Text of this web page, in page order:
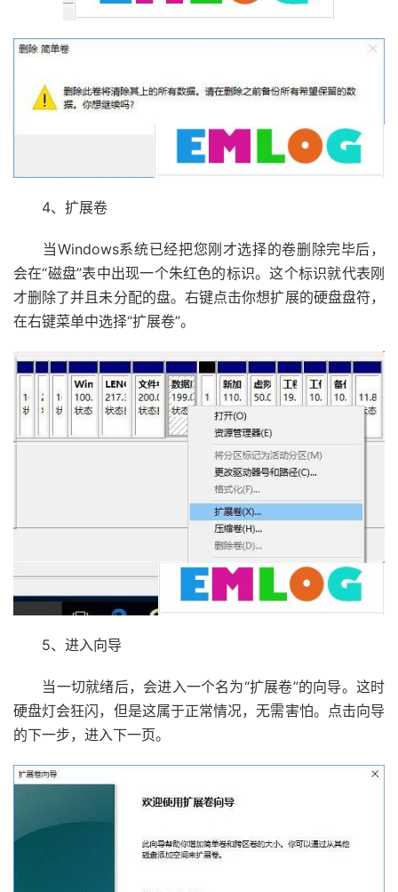
4、扩展卷
当Windows系统已经把您刚才选择的卷删除完毕后，
会在“磁盘”表中出现一个朱红色的标识。这个标识就代表刚
才删除了并且未分配的盘。右键点击你想扩展的硬盘盘符，
在右键菜单中选择“扩展卷”。
5、进入向导
当一切就绪后，会进入一个名为“扩展卷”的向导。这时
硬盘灯会狂闪，但是这属于正常情况，无需害怕。点击向导
的下一步，进入下一页。